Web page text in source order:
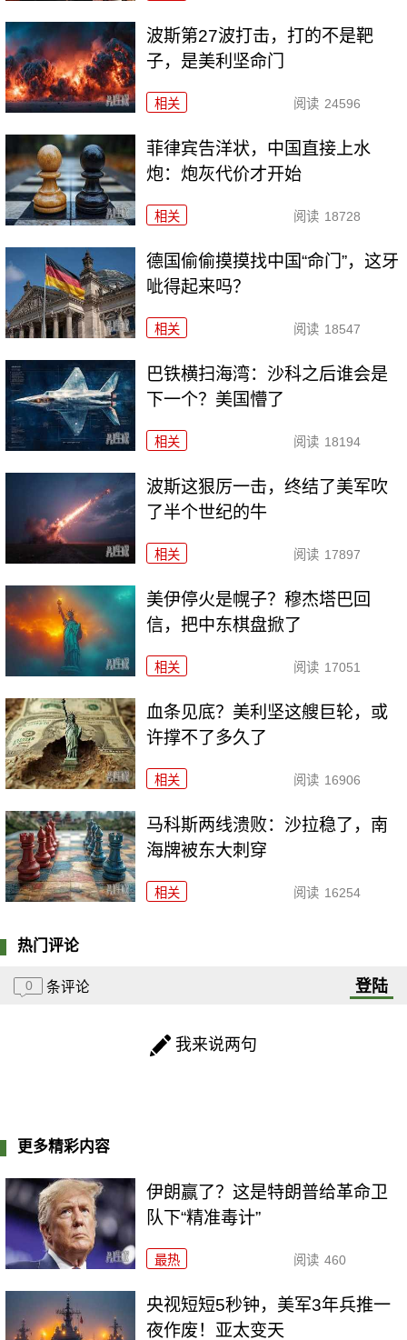
波斯第27波打击，打的不是靶
子，是美利坚命门
相关 阅读 24596
菲律宾告洋状，中国直接上水
炮：炮灰代价才开始
相关 阅读 18728
德国偷偷摸摸找中国“命门”，这牙
呲得起来吗？
相关 阅读 18547
巴铁横扫海湾：沙科之后谁会是
下一个？美国懵了
相关 阅读 18194
波斯这狠厉一击，终结了美军吹
了半个世纪的牛
相关 阅读 17897
美伊停火是幌子？穆杰塔巴回
信，把中东棋盘掀了
相关 阅读 17051
血条见底？美利坚这艘巨轮，或
许撑不了多久了
相关 阅读 16906
马科斯两线溃败：沙拉稳了，南
海牌被东大刺穿
相关 阅读 16254
热门评论
0 条评论 登陆
我来说两句
更多精彩内容
伊朗赢了？这是特朗普给革命卫
队下“精准毒计”
最热 阅读 460
央视短短5秒钟，美军3年兵推一
夜作废！亚太变天